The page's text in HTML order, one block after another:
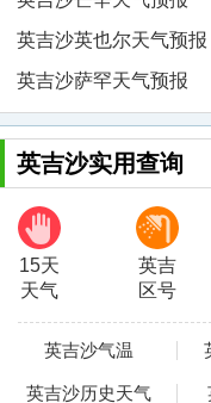
英吉沙英也尔天气预报
英吉沙萨罕天气预报
英吉沙实用查询
15天
天气
英吉
区号
英吉沙气温
英吉沙历史天气